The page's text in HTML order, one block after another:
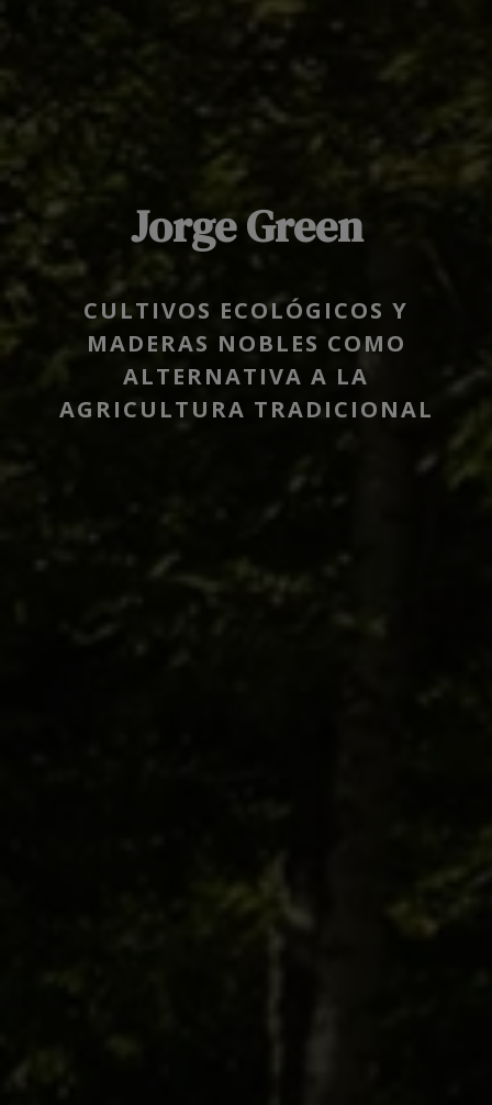
Jorge Green
CULTIVOS ECOLÓGICOS Y
MADERAS NOBLES COMO
ALTERNATIVA A LA
AGRICULTURA TRADICIONAL